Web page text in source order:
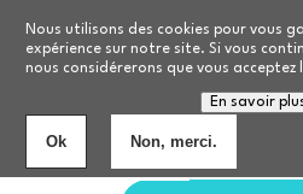
Nous utilisons des cookies pour vous
expérience sur notre site. Si vous
nous considérerons que vous
En savoir
Ok Non, merci.